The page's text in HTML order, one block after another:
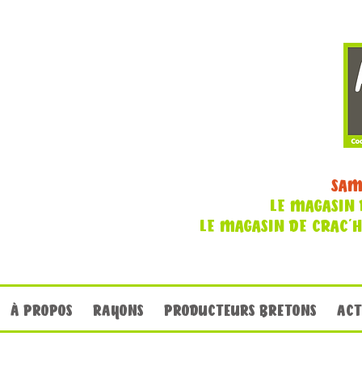
LE MAGASIN
LE MAGASIN DE
À PROPOS RAYONS PRODUCTEURS BRETONS